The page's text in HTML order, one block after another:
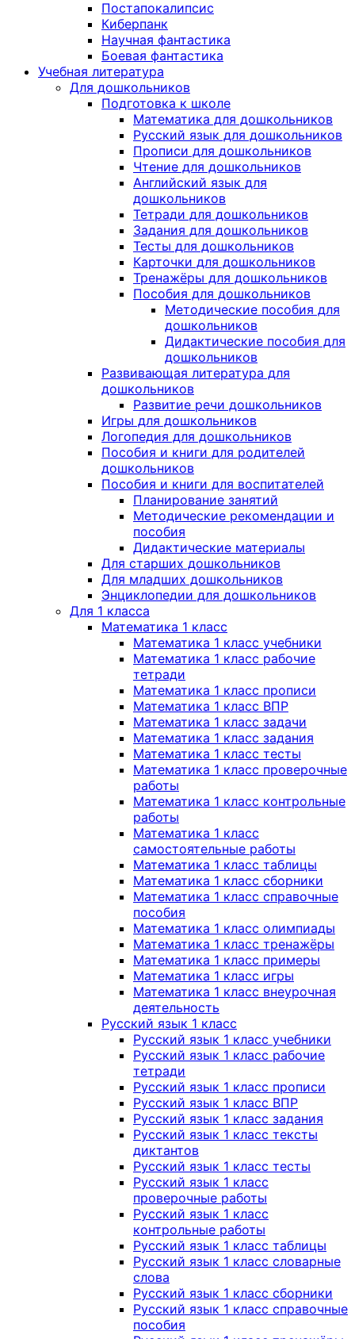
Постапокалипсис
Киберпанк
Научная фантастика
Боевая фантастика
Учебная литература
Для дошкольников
Подготовка к школе
Математика для дошкольников
Русский язык для дошкольников
Прописи для дошкольников
Чтение для дошкольников
Английский язык для
дошкольников
Тетради для дошкольников
Задания для дошкольников
Тесты для дошкольников
Карточки для дошкольников
Тренажёры для дошкольников
Пособия для дошкольников
Методические пособия для
дошкольников
Дидактические пособия для
дошкольников
Развивающая литература для
дошкольников
Развитие речи дошкольников
Игры для дошкольников
Логопедия для дошкольников
Пособия и книги для родителей
дошкольников
Пособия и книги для воспитателей
Планирование занятий
Методические рекомендации и
пособия
Дидактические материалы
Для старших дошкольников
Для младших дошкольников
Энциклопедии для дошкольников
Для 1 класса
Математика 1 класс
Математика 1 класс учебники
Математика 1 класс рабочие
тетради
Математика 1 класс прописи
Математика 1 класс ВПР
Математика 1 класс задачи
Математика 1 класс задания
Математика 1 класс тесты
Математика 1 класс проверочные
работы
Математика 1 класс контрольные
работы
Математика 1 класс
самостоятельные работы
Математика 1 класс таблицы
Математика 1 класс сборники
Математика 1 класс справочные
пособия
Математика 1 класс олимпиады
Математика 1 класс тренажёры
Математика 1 класс примеры
Математика 1 класс игры
Математика 1 класс внеурочная
деятельность
Русский язык 1 класс
Русский язык 1 класс учебники
Русский язык 1 класс рабочие
тетради
Русский язык 1 класс прописи
Русский язык 1 класс ВПР
Русский язык 1 класс задания
Русский язык 1 класс тексты
диктантов
Русский язык 1 класс тесты
Русский язык 1 класс
проверочные работы
Русский язык 1 класс
контрольные работы
Русский язык 1 класс таблицы
Русский язык 1 класс словарные
слова
Русский язык 1 класс сборники
Русский язык 1 класс справочные
пособия